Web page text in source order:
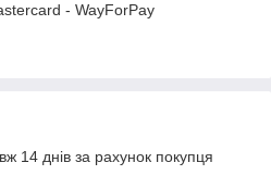
- WayForPay
14 днів за рахунок покупця